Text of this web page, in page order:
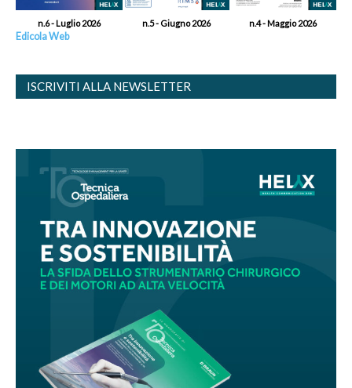
n.6 - Luglio 2026 n.5 - Giugno 2026 n.4 - Maggio 2026
Edicola Web
ISCRIVITI ALLA NEWSLETTER